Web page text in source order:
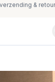
& retour